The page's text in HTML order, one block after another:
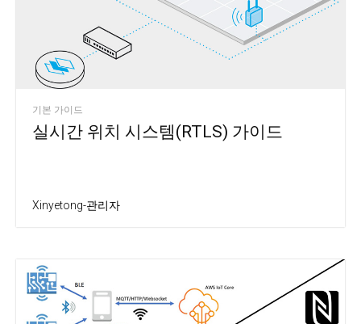
기본 가이드
실시간 위치 시스템(RTLS) 가이드
Xinyetong-관리자